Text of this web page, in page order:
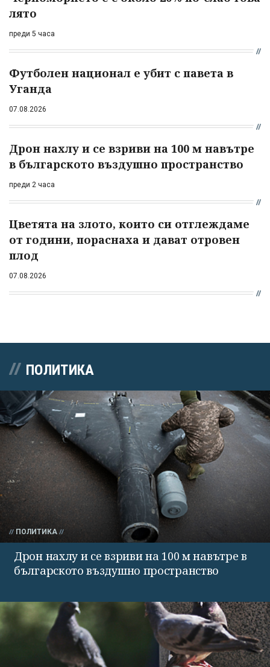
лято
преди 5 часа
Футболен национал е убит с павета в
Уганда
07.08.2026
Дрон нахлу и се взриви на 100 м навътре
в българското въздушно пространство
преди 2 часа
Цветята на злото, които си отглеждаме
от години, пораснаха и дават отровен
плод
07.08.2026
ПОЛИТИКА
ПОЛИТИКА
Дрон нахлу и се взриви на 100 м навътре в
българското въздушно пространство